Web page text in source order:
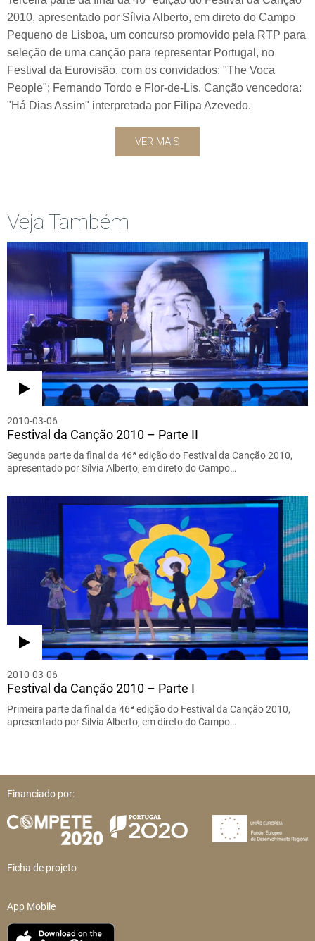
2010, apresentado por Sílvia Alberto, em direto do Campo
Pequeno de Lisboa, um concurso promovido pela RTP para
seleção de uma canção para representar Portugal, no
Festival da Eurovisão, com os convidados: "The Voca
People"; Fernando Tordo e Flor-de-Lis. Canção vencedora:
"Há Dias Assim" interpretada por Filipa Azevedo.
VER MAIS
Veja Também
2010-03-06
Festival da Canção 2010 – Parte II
Segunda parte da final da 46ª edição do Festival da Canção 2010,
apresentado por Sílvia Alberto, em direto do Campo…
2010-03-06
Festival da Canção 2010 – Parte I
Primeira parte da final da 46ª edição do Festival da Canção 2010,
apresentado por Sílvia Alberto, em direto do Campo…
Financiado por:
Ficha de projeto
App Mobile